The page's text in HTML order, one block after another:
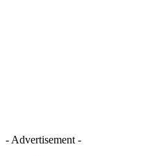
- Advertisement -